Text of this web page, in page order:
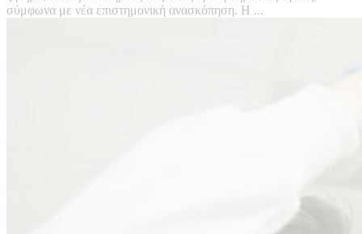
σύμφωνα με νέα επιστημονική ανασκόπηση. Η ...